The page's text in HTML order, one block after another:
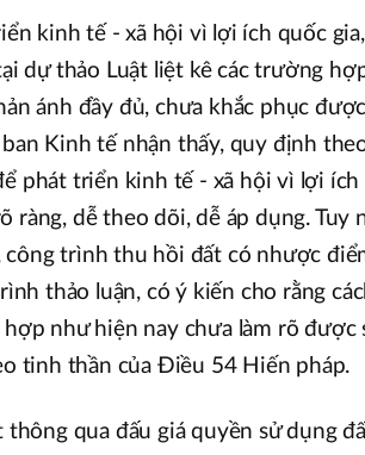
kinh tế - xã hội vì lợi ích quốc
dự thảo Luật liệt kê các trường
ánh đầy đủ, chưa khắc phục
Kinh tế nhận thấy, quy định
phát triển kinh tế - xã hội vì lợi ích
ràng, dễ theo dõi, dễ áp dụng. Tuy
công trình thu hồi đất có nhược
thảo luận, có ý kiến cho rằng
như hiện nay chưa làm rõ được
tinh thần của Điều 54 Hiến pháp.
qua đấu giá quyền sử dụng